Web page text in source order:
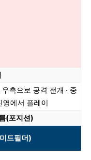
측으로 공격 전개 · 중
영에서 플레이
(포지션)
드필더)